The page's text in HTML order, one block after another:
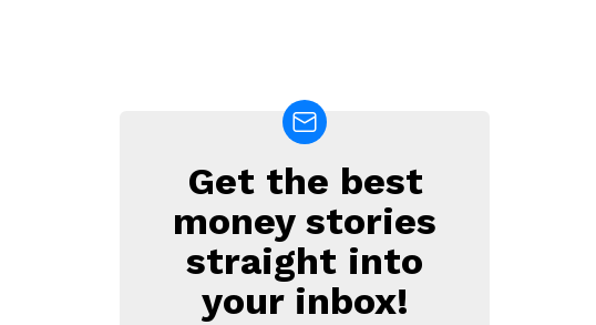
NEWSLETTER
Get the best
money stories
straight into
your inbox!